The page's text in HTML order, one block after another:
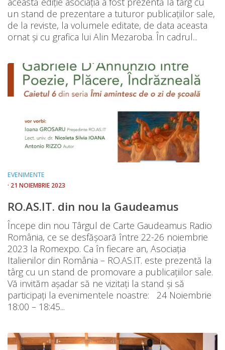
un stand de prezentare a tuturor publicațiilor sale,
de la reviste, la volumele editate, de data aceasta
ornat și cu grafica lui Alin Mezaroba. În cadrul...
EVENIMENTE
· 21 NOIEMBRIE 2023
RO.AS.IT. din nou la Gaudeamus
Începe din nou Târgul de Carte Gaudeamus Radio
România, ce se desfășoară între 22-26 noiembrie
2023 la Romexpo. Ca în fiecare an, Asociația
Italienilor din România – RO.AS.IT. este prezentă la
târg cu un stand de promovare a publicațiilor sale.
Vă invităm așadar să ne vizitați la stand și să
participați la evenimentele noastre: 24 Noiembrie
18:00 – 18:45...